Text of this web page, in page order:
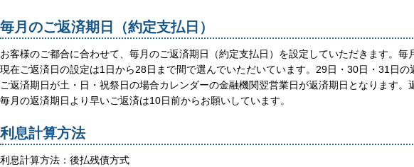
毎月のご返済期日（約定支払日）
お客様のご都合に合わせて、毎月のご返済期日（約定支払日）を設定していただきます。
現在ご返済日の設定は1日から28日まで間で選んでいただいています。29日・30日・31日の
ご返済期日が土・日・祝祭日の場合カレンダーの金融機関翌営業日が返済期日となります
毎月の返済期日より早いご返済は10日前からお願いしています。
利息計算方法
利息計算方法：後払残債方式